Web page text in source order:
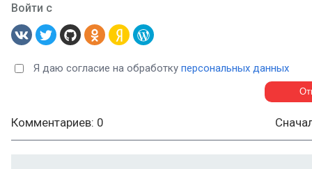
Войти с
Я даю согласие на обработку персональных данных
Комментариев: 0